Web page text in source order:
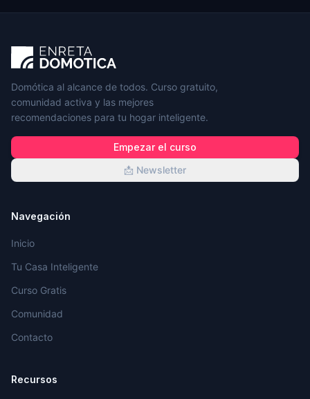
Domótica al alcance de todos. Curso gratuito,
comunidad activa y las mejores
recomendaciones para tu hogar inteligente.
Empezar el curso
📩 Newsletter
Navegación
Inicio
Tu Casa Inteligente
Curso Gratis
Comunidad
Contacto
Recursos